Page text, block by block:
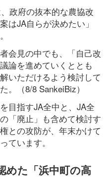
政府の抜本的な農協改
はJA自らが決めたい」
会見の中でも、「自己改
論を進めていくととも
いただけるよう検討して
。（8/8 SankeiBiz）
目指すJA全中と、JA全
「廃止」も含めて検討す
との攻防が、年末かけて
ています。
た「浜中町の高